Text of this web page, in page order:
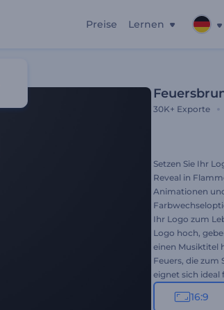
Preise Lernen
30K+ Exporte
Setzen Sie Ihr
Reveal in
Animationen
Ihr Logo zum
Logo hoch,
einen Musiktitel
Feuers, die zum
eignet sich ideal
Kanälen,
Werbevideos,
16:9